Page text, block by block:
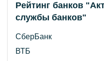
Рейтинг банков
службы банков"
СберБанк
ВТБ